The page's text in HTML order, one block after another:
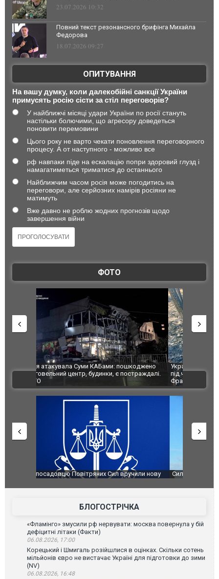
23.07.2026 10:32
Повний текст резонансного брифінга Михайла
Федорова
18.07.2026 09:27
ОПИТУВАННЯ
На вашу думку, коли далекобійні санкції України
примусять росію сісти за стіл переговорів?
У найближчі місяці удари України по росії стануть
настільки болючими, що агресору доведеться
поновити перемовини
Цього року не варто чекати поновлення переговорного
процесу. А от наступного - можливо все
рф навпаки піде на ескалацію попри здоровий глузд і
намагатиметься триматися до останнього
Найближчим часом росія може погодитись на
переговори, але серйозних намірів росіяни не
матимуть
Вже давно не роблю жодних прогнозів щодо
завершення війни
ФОТО
Українські надзвичайники врятували козуленя
під час ліквідації масштабної лісової пожежі у
Франції
СБУ за
Болгарії
ВІДЕО
Сили оборони уразили Ярославський НПЗ:
атаку. ВІДЕО
Неймар
БЛОГОСТРІЧКА
«Фламінго» змусили рф нервувати: москва повернула у бій
дефіцитні літаки (Факти)
06.08.2026, 17:00
Корецький і Шмигаль розійшлися в оцінках. Скільки сотень
мільйонів євро не вистачає Україні для підготовки до зими
(NV)
06.08.2026, 16:48